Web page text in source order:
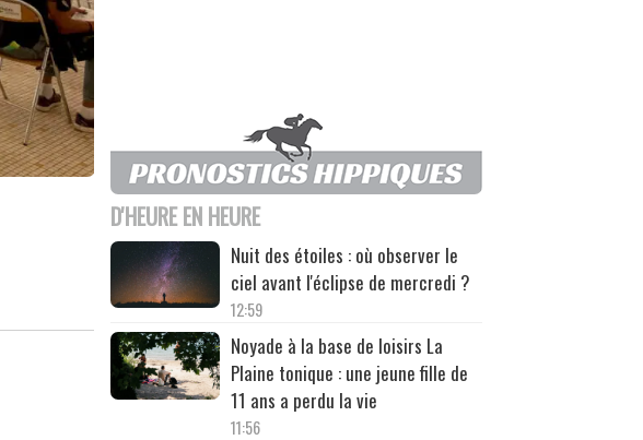
D'HEURE EN HEURE
Nuit des étoiles : où observer le
ciel avant l'éclipse de mercredi ?
12:59
Noyade à la base de loisirs La
Plaine tonique : une jeune fille de
11 ans a perdu la vie
11:56